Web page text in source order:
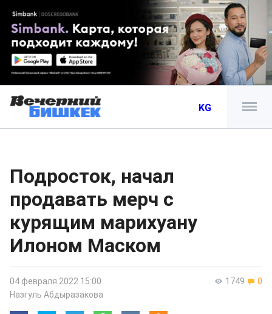
KG
Подросток, начал
продавать мерч с
курящим марихуану
Илоном Маском
1749 0
04 февраля 2022 15:00
Назгуль Абдыразакова